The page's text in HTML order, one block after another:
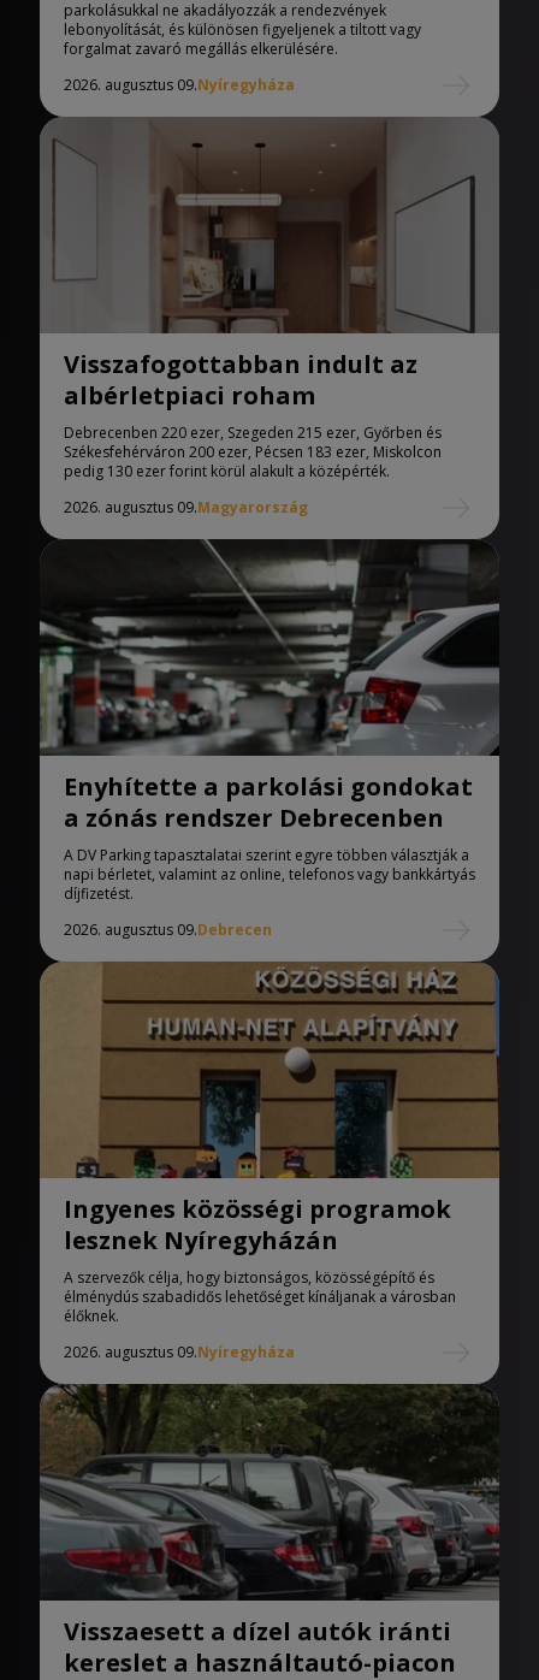
parkolásukkal ne akadályozzák a rendezvények
lebonyolítását, és különösen figyeljenek a tiltott vagy
forgalmat zavaró megállás elkerülésére.
2026. augusztus 09.Nyíregyháza
Visszafogottabban indult az
albérletpiaci roham
Debrecenben 220 ezer, Szegeden 215 ezer, Győrben és
Székesfehérváron 200 ezer, Pécsen 183 ezer, Miskolcon
pedig 130 ezer forint körül alakult a középérték.
2026. augusztus 09.Magyarország
Enyhítette a parkolási gondokat
a zónás rendszer Debrecenben
A DV Parking tapasztalatai szerint egyre többen választják a
napi bérletet, valamint az online, telefonos vagy bankkártyás
díjfizetést.
2026. augusztus 09.Debrecen
Ingyenes közösségi programok
lesznek Nyíregyházán
A szervezők célja, hogy biztonságos, közösségépítő és
élménydús szabadidős lehetőséget kínáljanak a városban
élőknek.
2026. augusztus 09.Nyíregyháza
Visszaesett a dízel autók iránti
kereslet a használtautó-piacon